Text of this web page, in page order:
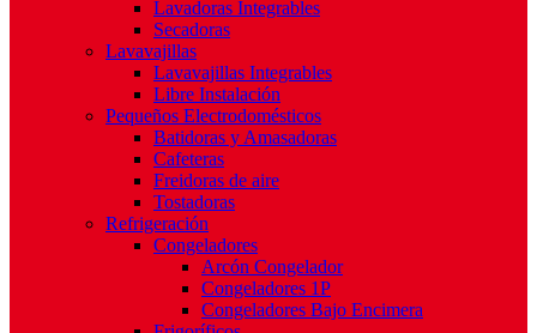
Lavadoras Integrables
Secadoras
Lavavajillas
Lavavajillas Integrables
Libre Instalación
Pequeños Electrodomésticos
Batidoras y Amasadoras
Cafeteras
Freidoras de aire
Tostadoras
Refrigeración
Congeladores
Arcón Congelador
Congeladores 1P
Congeladores Bajo Encimera